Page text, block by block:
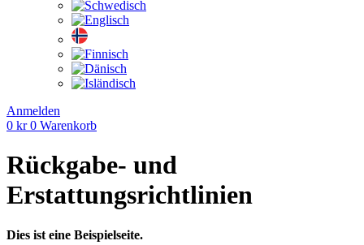
Anmelden
0 kr 0 Warenkorb
Rückgabe- und
Erstattungsrichtlinien
Dies ist eine Beispielseite.